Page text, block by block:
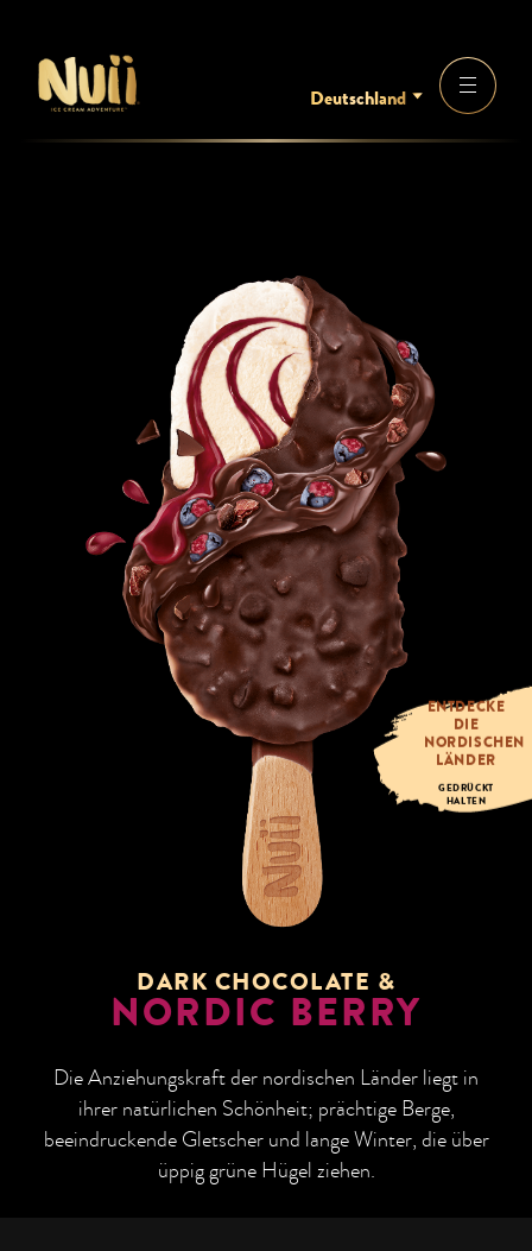
Deutschland
DARK CHOCOLATE &
NORDIC BERRY
Die Anziehungskraft der nordischen Länder liegt in
ihrer natürlichen Schönheit; prächtige Berge,
beeindruckende Gletscher und lange Winter, die über
üppig grüne Hügel ziehen.
ENTDECKE
DIE
NORDISCHEN
LÄNDER
GEDRÜCKT
HALTEN